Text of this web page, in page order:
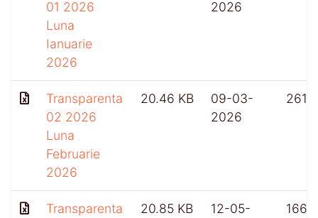
01 2026
Luna
Ianuarie
2026
2026
Transparenta
02 2026
Luna
Februarie
2026
20.46 KB
09-03-
2026
261
Transparenta
20.85 KB
12-05-
166